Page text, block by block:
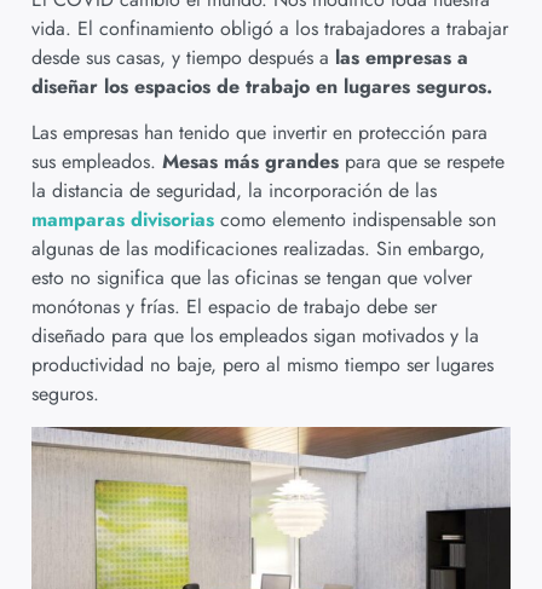
vida. El confinamiento obligó a los trabajadores a trabajar
desde sus casas, y tiempo después a las empresas a
diseñar los espacios de trabajo en lugares seguros.
Las empresas han tenido que invertir en protección para
sus empleados. Mesas más grandes para que se respete
la distancia de seguridad, la incorporación de las
mamparas divisorias como elemento indispensable son
algunas de las modificaciones realizadas. Sin embargo,
esto no significa que las oficinas se tengan que volver
monótonas y frías. El espacio de trabajo debe ser
diseñado para que los empleados sigan motivados y la
productividad no baje, pero al mismo tiempo ser lugares
seguros.